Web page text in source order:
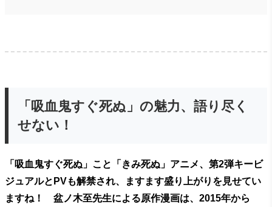
「吸血鬼すぐ死ぬ」の魅力、語り尽く
せない！
「吸血鬼すぐ死ぬ」こと「きみ死ぬ」アニメ、第2弾キービ
ジュアルとPVも解禁され、ますます盛り上がりを見せてい
ますね！ 盆ノ木至先生による原作漫画は、2015年から